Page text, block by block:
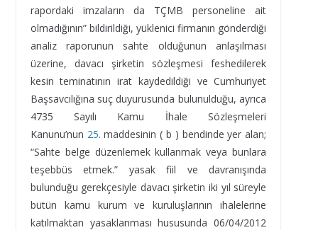
rapordaki imzaların da TÇMB personeline ait
olmadığının” bildirildiği, yüklenici firmanın gönderdiği
analiz raporunun sahte olduğunun anlaşılması
üzerine, davacı şirketin sözleşmesi feshedilerek
kesin teminatının irat kaydedildiği ve Cumhuriyet
Başsavcılığına suç duyurusunda bulunulduğu, ayrıca
4735 Sayılı Kamu İhale Sözleşmeleri
Kanunu’nun 25. maddesinin ( b ) bendinde yer alan;
“Sahte belge düzenlemek kullanmak veya bunlara
teşebbüs etmek.” yasak fiil ve davranışında
bulunduğu gerekçesiyle davacı şirketin iki yıl süreyle
bütün kamu kurum ve kuruluşlarının ihalelerine
katılmaktan yasaklanması hususunda 06/04/2012